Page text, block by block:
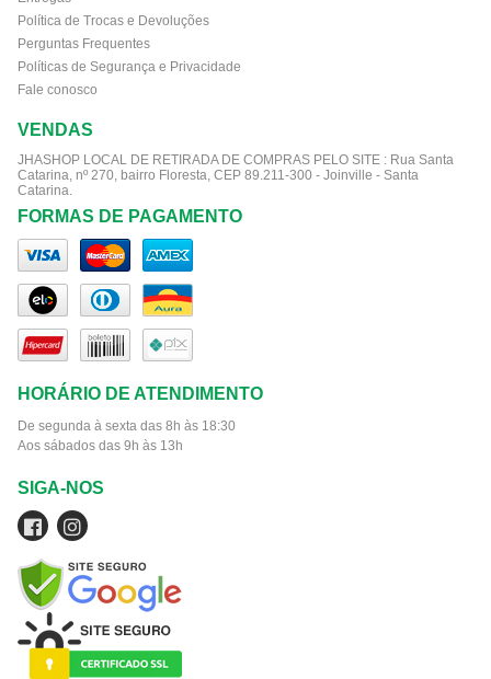
Política de Trocas e Devoluções
Perguntas Frequentes
Políticas de Segurança e Privacidade
Fale conosco
VENDAS
JHASHOP LOCAL DE RETIRADA DE COMPRAS PELO SITE : Rua Santa
Catarina, nº 270, bairro Floresta, CEP 89.211-300 - Joinville - Santa
Catarina.
FORMAS DE PAGAMENTO
HORÁRIO DE ATENDIMENTO
De segunda à sexta das 8h às 18:30
Aos sábados das 9h às 13h
SIGA-NOS